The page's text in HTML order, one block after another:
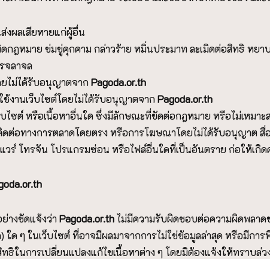
งผลเสียหายแก่ผู้อื่น
กฎหมาย ข่มขู่คุกคาม กล่าวร้าย หมิ่นประมาท ละเมิดต่อสิทธิ หย
จลาจล
ไม่ได้รับอนุญาตจากPagoda.or.th
งานเว็บไซต์โดยไม่ได้รับอนุญาตจากPagoda.or.th
บไซต์ หรือเนื้อหาอื่นใด ซึ่งมีลักษณะที่ขัดต่อกฎหมาย หรือไม่เหมาะ
ดต่อทางการตลาดโดยตรง หรือการโฆษณาโดยไม่ได้รับอนุญาต
วร์ โทรจัน โปรแกรมซ่อน หรือไฟล์อื่นใดที่เป็นอันตราย ก่อให้เกิด
างชัดแจ้งว่าPagoda.or.th ไม่มีความรับผิดชอบต่อความผิดพลาด
ด ๆ ในเว็บไซต์ ที่อาจมีผลมาจากการไม่ใช่ข้อมูลล่าสุด หรือมีก
ธิในการเปลี่ยนแปลงแก้ไขเนื้อหาต่าง ๆ โดยมิต้องแจ้งให้ทราบล่